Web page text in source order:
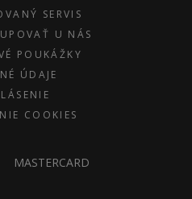
SERVIS
U NÁS
POUKÁŽKY
ÚDAJE
COOKIES
MASTERCARD